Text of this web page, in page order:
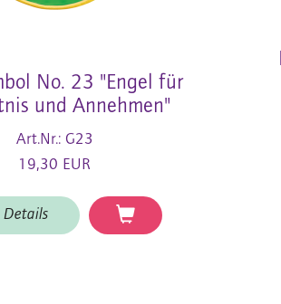
No. 23 "Engel für
und Annehmen"
Art.Nr.: G23
19,30 EUR
Details